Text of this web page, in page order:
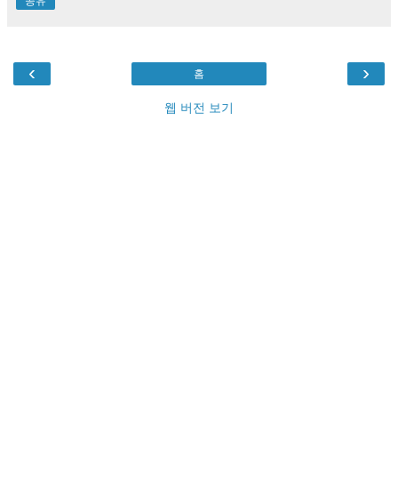
‹ ›
홈
웹 버전 보기